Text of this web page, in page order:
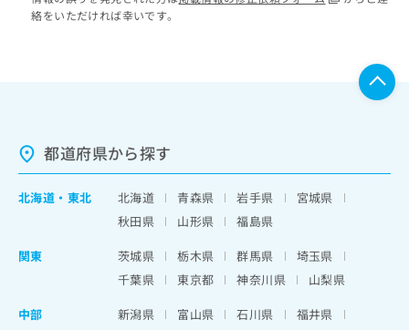
絡をいただければ幸いです。
都道府県から探す
北海道 ・ 東北 北海道 青森県 岩手県
宮城県
秋田県
山形県
福島県
関東
茨城県 栃木県 群馬県
埼玉県
千葉県
東京都 神奈川県
山梨県
中部
新潟県 富山県 石川県
福井県